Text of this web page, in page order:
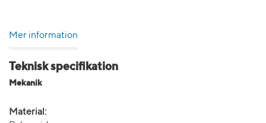
Mer information
Teknisk specifikation
Mekanik
Material: